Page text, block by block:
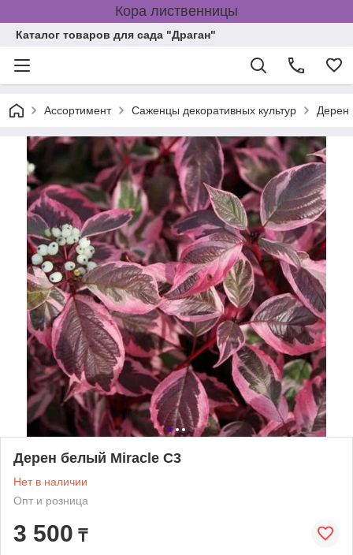
Кора лиственницы
Каталог товаров для сада "Драган"
Ассортимент Саженцы декоративных культур Дерен
Дерен белый Miracle С3
Нет в наличии
Опт и розница
3 500 ₸